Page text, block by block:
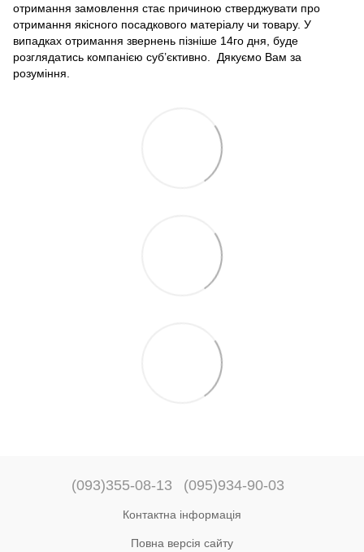
отримання замовлення стає причиною стверджувати про
отримання якісного посадкового матеріалу чи товару. У
випадках отримання звернень пізніше 14го дня, буде
розглядатись компанією суб’єктивно. Дякуємо Вам за
розуміння.
(093)355-08-13 (095)934-90-03
Контактна інформація
Повна версія сайту